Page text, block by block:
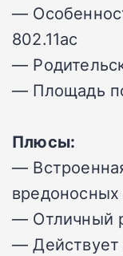
—
802.11ac
—
— Площадь
Плюсы:
—
— Отличный
— Действует